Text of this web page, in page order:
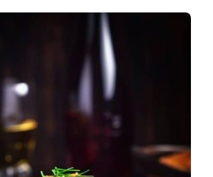
de Bacalhau - portugiesisches